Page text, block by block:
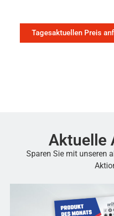
Tagesaktuellen Preis
Aktuelle
Sparen Sie mit unseren